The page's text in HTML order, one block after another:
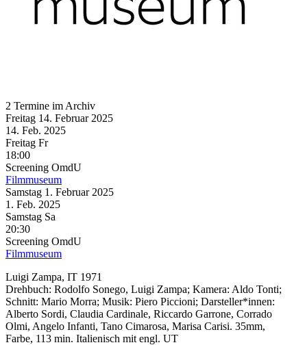
2 Termine im Archiv
Freitag 14. Februar 2025
14. Feb. 2025
Freitag Fr
18:00
Screening OmdU
Filmmuseum
Samstag 1. Februar 2025
1. Feb. 2025
Samstag Sa
20:30
Screening OmdU
Filmmuseum
Luigi Zampa, IT 1971
Drehbuch: Rodolfo Sonego, Luigi Zampa; Kamera: Aldo Tonti;
Schnitt: Mario Morra; Musik: Piero Piccioni; Darsteller*innen:
Alberto Sordi, Claudia Cardinale, Riccardo Garrone, Corrado
Olmi, Angelo Infanti, Tano Cimarosa, Marisa Carisi. 35mm,
Farbe, 113 min. Italienisch mit engl. UT